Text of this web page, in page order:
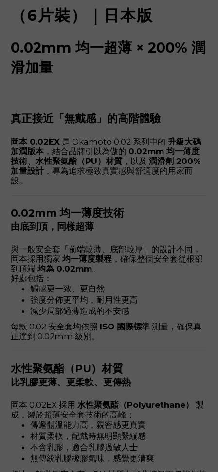
（6片裝）｜日本版
0.02mm 均一超薄 × 200% 潤
滑加量
真正接近「無戴感」的高階體驗
岡本 0.02EX 是 Okamoto 0.02 系列中的 升級大碼
加潤版本 ，結合品牌引以為傲的 0.02mm 均一薄度
技術、 水性聚氨酯（PU）材質 ，以及 潤滑劑 200%
加量設計 ，專為追求極致真實感與舒適度的用家而
設。
0.02mm 均一薄度技術
由底到頂，同樣超薄
與一般安全套「前端較薄、底部較厚」的設計不同，
岡本採用獨家 均一薄度製程 ，確保整個安全套從根部
到頂端 均為 0.02mm。
好處包括：
觸感更一致、更自然
強度分佈更平均，耐用性更高
減少局部過薄造成的不安感
每款 0.02 安全套均依照 ISO 國際標準 測量，確保真
正達到 0.02mm 級別。
水性聚氨酯（PU）材質
比乳膠更薄、更柔軟、更傳熱
岡本 0.02EX 採用 水性聚氨酯（Polyurethane）
製
成，屬於超薄安全套技術的高峰：
傳遞體溫能力高，親密感更真實
材質柔軟，配戴時無明顯緊繃感
不含乳膠，適合乳膠過敏人士
無傳統乳膠橡膠氣味，感覺更清爽